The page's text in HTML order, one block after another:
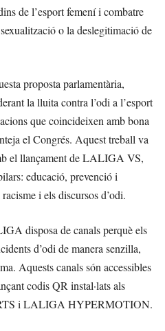
de l’esport femení i combatre
o la deslegitimació de
proposta parlamentària,
la lluita contra l’odi a l’esport
que coincideixen amb bona
el Congrés. Aquest treball va
el llançament de LALIGA VS,
educació, prevenció i
i els discursos d’odi.
disposa de canals perquè els
d’odi de manera senzilla,
Aquests canals són accessibles
codis QR instal·lats als
i LALIGA HYPERMOTION.